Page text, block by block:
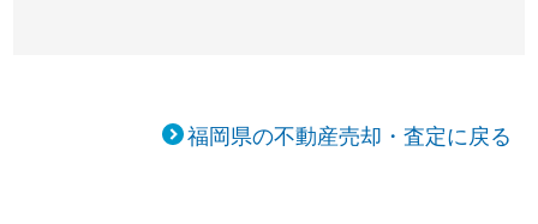
福岡県の不動産売却・査定に戻る